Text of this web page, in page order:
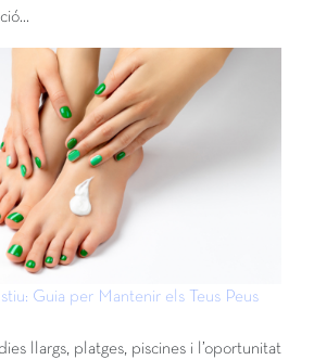
Guia per Mantenir els Teus Peus
llargs, platges, piscines i l’oportunitat